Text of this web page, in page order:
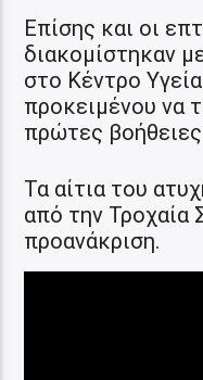
Επίσης και οι
διακομίστηκαν
στο Κέντρο
προκειμένου να
πρώτες
Τα αίτια του
από την Τροχαία
προανάκριση.